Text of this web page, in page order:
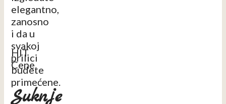
elegantno,
zanosno
i da u
svakoj
prilici
budete
primećene.
HIT
Cene
Suknje